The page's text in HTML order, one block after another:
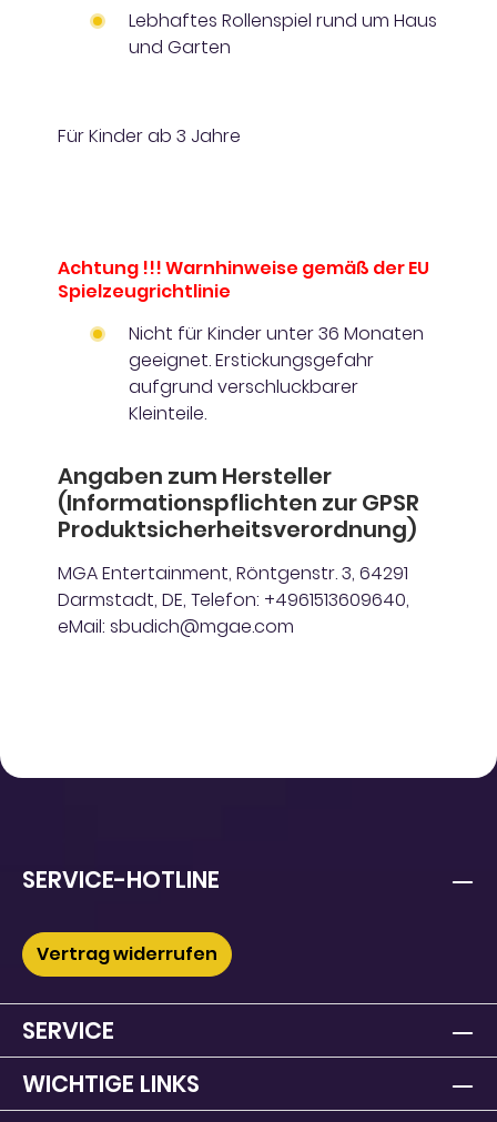
Lebhaftes Rollenspiel rund um Haus
und Garten
Für Kinder ab 3 Jahre
Achtung !!! Warnhinweise gemäß der EU
Spielzeugrichtlinie
Nicht für Kinder unter 36 Monaten
geeignet. Erstickungsgefahr
aufgrund verschluckbarer
Kleinteile.
Angaben zum Hersteller
(Informationspflichten zur GPSR
Produktsicherheitsverordnung)
MGA Entertainment, Röntgenstr. 3, 64291
Darmstadt, DE, Telefon: +4961513609640,
eMail: sbudich@mgae.com
SERVICE-HOTLINE
Vertrag widerrufen
SERVICE
WICHTIGE LINKS